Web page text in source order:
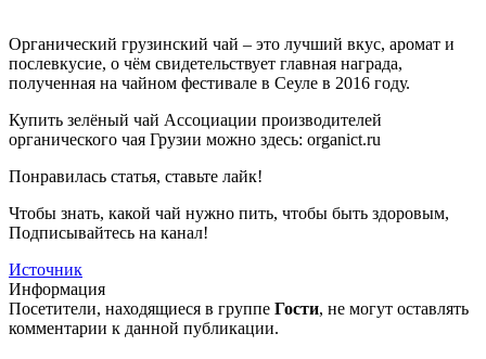
Органический грузинский чай – это лучший вкус, аромат и
послевкусие, о чём свидетельствует главная награда,
полученная на чайном фестивале в Сеуле в 2016 году.
Купить зелёный чай Ассоциации производителей
органического чая Грузии можно здесь: organict.ru
Понравилась статья, ставьте лайк!
Чтобы знать, какой чай нужно пить, чтобы быть здоровым,
Подписывайтесь на канал!
Источник
Информация
Посетители, находящиеся в группе Гости, не могут оставлять
комментарии к данной публикации.